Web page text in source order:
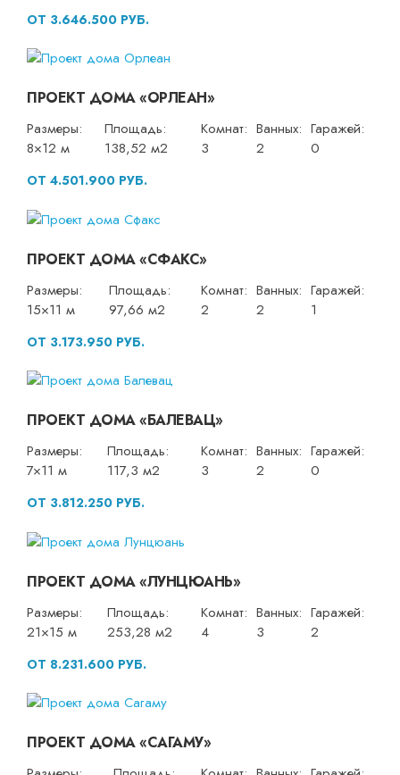
ОТ 3.646.500 РУБ.
ПРОЕКТ ДОМА «ОРЛЕАН»
Размеры:
8×12 м
Площадь:
138,52 м2
Комнат:
3
Ванных:
2
Гаражей:
0
ОТ 4.501.900 РУБ.
ПРОЕКТ ДОМА «СФАКС»
Размеры:
15×11 м
Площадь:
97,66 м2
Комнат:
2
Ванных:
2
Гаражей:
1
ОТ 3.173.950 РУБ.
ПРОЕКТ ДОМА «БАЛЕВАЦ»
Размеры:
7×11 м
Площадь:
117,3 м2
Комнат:
3
Ванных:
2
Гаражей:
0
ОТ 3.812.250 РУБ.
ПРОЕКТ ДОМА «ЛУНЦЮАНЬ»
Размеры:
21×15 м
Площадь:
253,28 м2
Комнат:
4
Ванных:
3
Гаражей:
2
ОТ 8.231.600 РУБ.
ПРОЕКТ ДОМА «САГАМУ»